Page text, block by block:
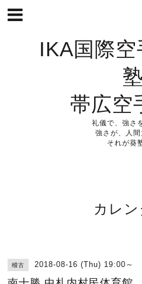
IKA国際
塾
帯広空
礼儀で、強さ
強さが、人
それが葵
カレン
稽古 2018-08-16 (Thu) 19:00～